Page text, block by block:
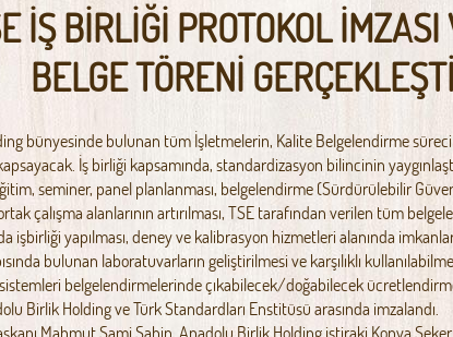
İŞ BİRLİĞİ PROTOKOL İMZASI
BELGE TÖRENİ
bünyesinde bulunan tüm İşletmelerin, Kalite Belgelendirme
İş birliği kapsamında, standardizasyon bilincinin
seminer, panel planlanması, belgelendirme (Sürdürülebilir
çalışma alanlarının artırılması, TSE tarafından verilen tüm
işbirliği yapılması, deney ve kalibrasyon hizmetleri alanında
bulunan laboratuvarların geliştirilmesi ve karşılıklı
belgelendirmelerinde çıkabilecek/doğabilecek
Birlik Holding ve Türk Standardları Enstitüsü arasında imzalandı.